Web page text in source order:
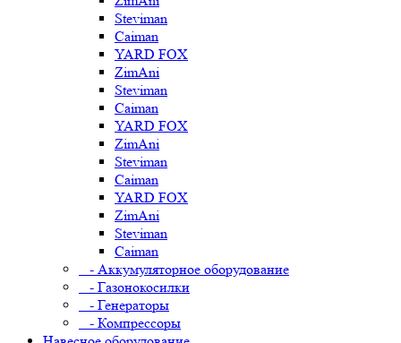
Steviman
Caiman
YARD FOX
ZimAni
Steviman
Caiman
YARD FOX
ZimAni
Steviman
Caiman
YARD FOX
ZimAni
Steviman
Caiman
- Аккумуляторное оборудование
- Газонокосилки
- Генераторы
- Компрессоры